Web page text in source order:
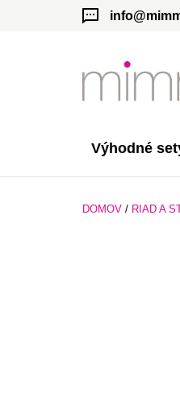
Výhodné
DOMOV / RIAD A